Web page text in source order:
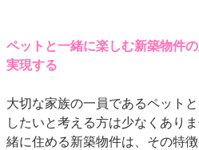
ペットと一緒に楽しむ新築物件
実現する
大切な家族の一員であるペット
したいと考える方は少なくあり
緒に住める新築物件は、その特